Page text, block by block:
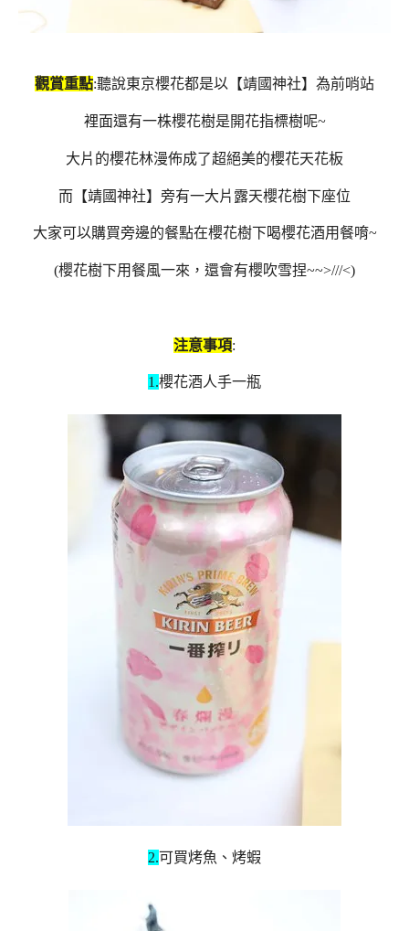
觀賞重點:聽說東京櫻花都是以【靖國神社】為前哨站
裡面還有一株櫻花樹是開花指標樹呢~
大片的櫻花林漫佈成了超絕美的櫻花天花板
而【靖國神社】旁有一大片露天櫻花樹下座位
大家可以購買旁邊的餐點在櫻花樹下喝櫻花酒用餐唷~
(櫻花樹下用餐風一來，還會有櫻吹雪捏~~>///<)
注意事項:
1.櫻花酒人手一瓶
2.可買烤魚、烤蝦